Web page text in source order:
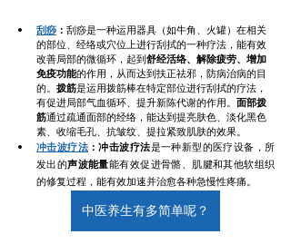
刮痧： 刮痧是一种运用器具（如牛角、火罐）在相关
的部位、经络或穴位上进行刮拭的一种疗法，能有效
改善局部的微循环，起到舒经活络、解除疲劳、增加
免疫功能的作用，从而达到扶正祛邪，防病治病的目
的。 拨筋是运用拨筋棒在特定部位进行刮拭的疗法，
有促进局部气血循环、提升新陈代谢的作用。 面部拨
筋通过疏通面部的经络，能达到提亮肤色、淡化黑色
素、收缩毛孔、抗皱纹、提拉紧致肌肤的效果。
冲击波疗法 ：冲击波疗法是一种新型的医疗设备，所
发出的声波能量能有效促进骨骼、肌腱和其他软组织
的修复过程，能有效加速并治愈各种急慢性疼痛。
中医养生有多简单呢？